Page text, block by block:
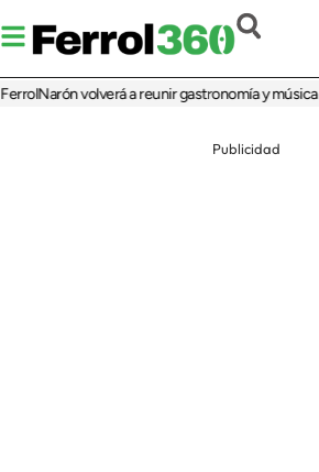
volverá a reunir gastronomía y música con la
Publicidad